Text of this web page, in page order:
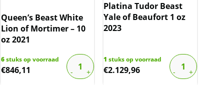
Queen’s Beast White
Lion of Mortimer – 10
oz 2021
6stuks op voorraad
€846,11
Platina Tudor Beast
Yale of Beaufort 1 oz
2023
1 stuks op voorraad
€2.129,96